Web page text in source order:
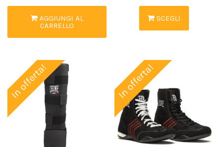
AGGIUNGI AL
CARRELLO
SCEGLI
In offerta! In offerta!